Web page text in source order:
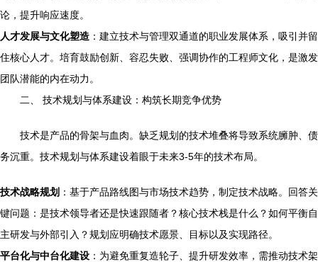
论，提升响应速度。
人才发展与文化塑造 ：建立技术与管理双通道的职业发展体系，吸引并留
住核心人才。培育鼓励创新、容忍失败、强调协作的工程师文化，是激发
团队潜能的内在动力。
二、 技术规划与体系建设：构筑长期竞争优势
技术是产品的骨架与血肉。缺乏规划的技术堆叠将导致系统臃肿、债
务沉重。技术规划与体系建设着眼于未来3-5年的技术布局。
技术战略规划 ：基于产品路线图与市场技术趋势，制定技术战略。回答关
键问题：是技术领导者还是快速跟随者？核心技术栈是什么？如何平衡自
主研发与外部引入？规划应明确技术愿景、目标以及实现路径。
平台化与中台化建设 ：为避免重复造轮子、提升研发效率，需推动技术架